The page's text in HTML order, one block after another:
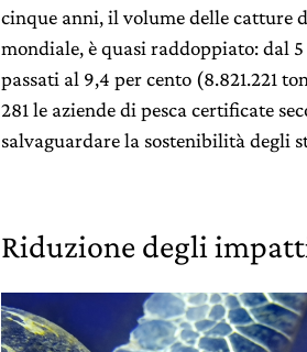
cinque anni, il volume delle catture
mondiale, è quasi raddoppiato: dal
passati al 9,4 per cento (8.821.221
281 le aziende di pesca certificate
salvaguardare la sostenibilità degli
Riduzione degli